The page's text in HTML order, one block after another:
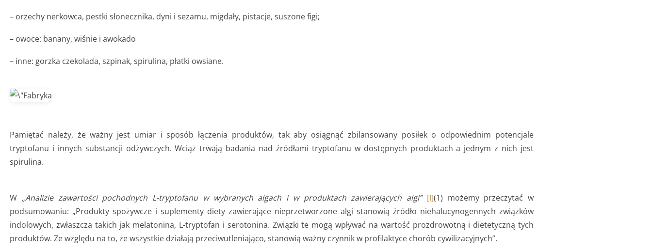
– orzechy nerkowca, pestki słonecznika, dyni i sezamu, migdały, pistacje, suszone figi;
– owoce: banany, wiśnie i awokado
– inne: gorzka czekolada, szpinak, spirulina, płatki owsiane.
Pamiętać należy, że ważny jest umiar i sposób łączenia produktów, tak aby osiągnąć zbilansowany posiłek o odpowiednim potencjale
tryptofanu i innych substancji odżywczych. Wciąż trwają badania nad źródłami tryptofanu w dostępnych produktach a jednym z nich jest
spirulina.
W „Analizie zawartości pochodnych L-tryptofanu w wybranych algach i w produktach zawierających algi” [i](1) możemy przeczytać w
podsumowaniu: „Produkty spożywcze i suplementy diety zawierające nieprzetworzone algi stanowią źródło niehalucynogennych związków
indolowych, zwłaszcza takich jak melatonina, L-tryptofan i serotonina. Związki te mogą wpływać na wartość prozdrowotną i dietetyczną tych
produktów. Ze względu na to, że wszystkie działają przeciwutleniająco, stanowią ważny czynnik w profilaktyce chorób cywilizacyjnych”.